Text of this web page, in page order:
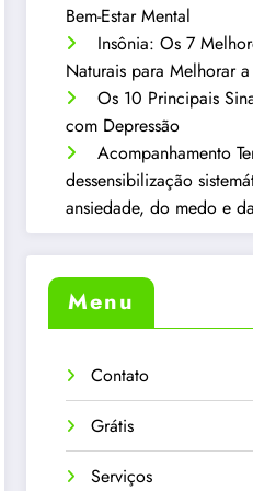
Bem-Estar Mental
Insônia: Os 7
Naturais para Melhorar
Os 10 Principais
com Depressão
Acompanhamento
dessensibilização
ansiedade, do medo e
Menu
Contato
Grátis
Serviços